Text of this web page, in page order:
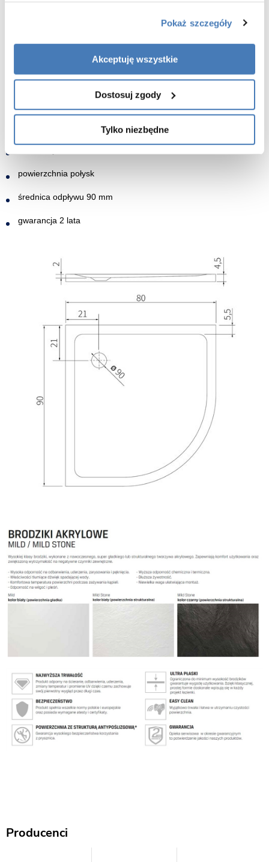
Pokaż szczegóły
Akceptuję wszystkie
Dostosuj zgody
Tylko niezbędne
Cechy brodzika prysznicowego 80x90x4,5 cm MildNew
wymiar 80x90 cm
powierzchnia połysk
średnica odpływu 90 mm
gwarancja 2 lata
Producenci